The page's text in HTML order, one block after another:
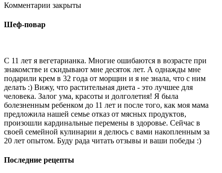
Комментарии закрыты
Шеф-повар
С 11 лет я вегетарианка. Многие ошибаются в возрасте при
знакомстве и скидывают мне десяток лет. А однажды мне
подарили крем в 32 года от морщин и я не знала, что с ним
делать :) Вижу, что растительная диета - это лучшее для
человека. Залог ума, красоты и долголетия! Я была
болезненным ребенком до 11 лет и после того, как моя мама
предложила нашей семье отказ от мясных продуктов,
произошли кардинальные перемены в здоровье. Сейчас в
своей семейной кулинарии я делюсь с вами накопленным за
20 лет опытом. Буду рада читать отзывы и ваши победы :)
Последние рецепты